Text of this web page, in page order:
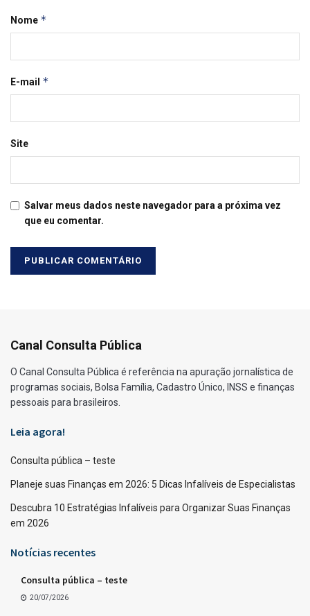
Nome *
E-mail *
Site
Salvar meus dados neste navegador para a próxima vez
que eu comentar.
Canal Consulta Pública
O Canal Consulta Pública é referência na apuração jornalística de
programas sociais, Bolsa Família, Cadastro Único, INSS e finanças
pessoais para brasileiros.
Leia agora!
Consulta pública – teste
Planeje suas Finanças em 2026: 5 Dicas Infalíveis de Especialistas
Descubra 10 Estratégias Infalíveis para Organizar Suas Finanças
em 2026
Notícias recentes
Consulta pública – teste
20/07/2026